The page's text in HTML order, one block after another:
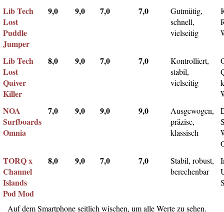
Lib Tech
Lost
Puddle
Jumper
9,0 9,0 7,0 7,0
Gutmütig,
schnell,
vielseitig
Lib Tech
Lost
Quiver
Killer
8,0 9,0 7,0 7,0
Kontrolliert,
stabil,
vielseitig
NOA
Surfboards
Omnia
7,0 9,0 9,0 9,0
Ausgewogen,
präzise,
klassisch
TORQ x
Channel
Islands
Pod Mod
8,0 9,0 7,0 7,0
Stabil, robust,
berechenbar
Auf dem Smartphone seitlich wischen, um alle Werte zu sehen.